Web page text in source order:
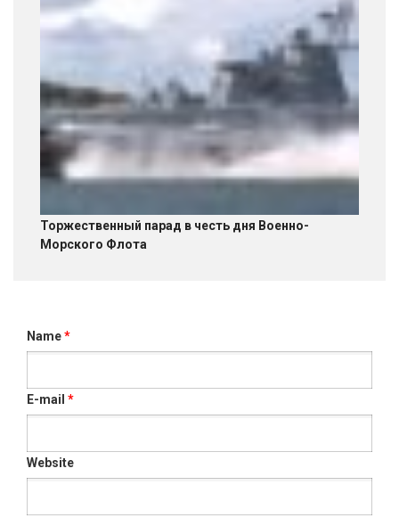
Торжественный парад в честь дня Военно-
Морского Флота
Name*
E-mail *
Website